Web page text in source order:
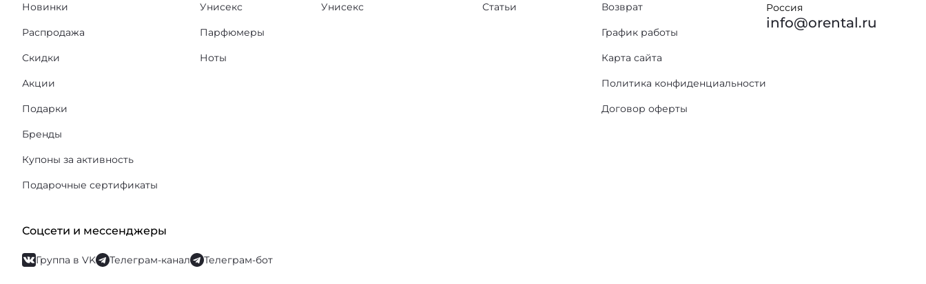
Новинки
Распродажа
Скидки
Акции
Подарки
Бренды
Купоны за активность
Подарочные сертификаты
Унисекс
Парфюмеры
Ноты
Унисекс Статьи Возврат
График работы
Карта сайта
Политика конфиденциальности
Договор оферты
Россия
info@orental.ru
Соцсети и мессенджеры
Группа в VK Телеграм-канал Телеграм-бот